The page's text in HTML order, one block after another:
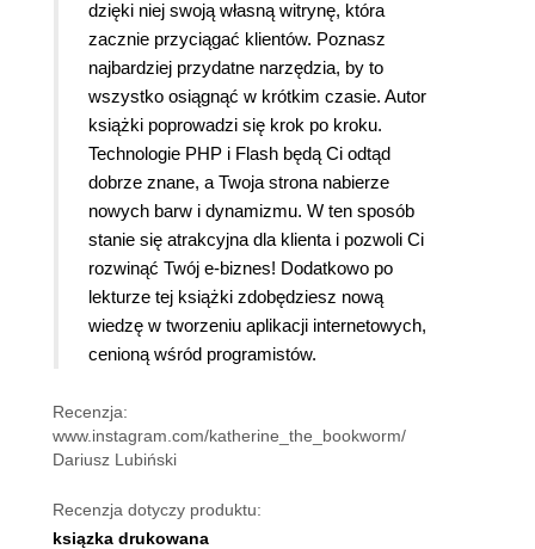
dzięki niej swoją własną witrynę, która
zacznie przyciągać klientów. Poznasz
najbardziej przydatne narzędzia, by to
wszystko osiągnąć w krótkim czasie. Autor
książki poprowadzi się krok po kroku.
Technologie PHP i Flash będą Ci odtąd
dobrze znane, a Twoja strona nabierze
nowych barw i dynamizmu. W ten sposób
stanie się atrakcyjna dla klienta i pozwoli Ci
rozwinąć Twój e-biznes! Dodatkowo po
lekturze tej książki zdobędziesz nową
wiedzę w tworzeniu aplikacji internetowych,
cenioną wśród programistów.
Recenzja:
www.instagram.com/katherine_the_bookworm/
Dariusz Lubiński
Recenzja dotyczy produktu:
ksiązka drukowana